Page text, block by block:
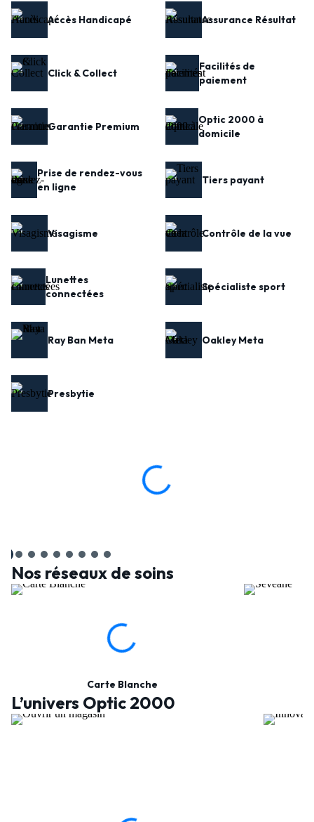
Accès Handicapé Assurance Résultat
Click & Collect
Facilités de
paiement
Garantie Premium
Optic 2000 à
domicile
Prise de rendez-vous
en ligne
Tiers payant
Visagisme Contrôle de la vue
Lunettes
connectées
Spécialiste sport
Ray Ban Meta Oakley Meta
Presbytie
Nos réseaux de soins
Carte Blanche
L’univers Optic 2000